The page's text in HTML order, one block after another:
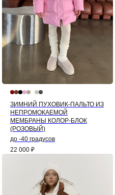
ЗИМНИЙ ПУХОВИК-ПАЛЬТО ИЗ
НЕПРОМОКАЕМОЙ
МЕМБРАНЫ КОЛОР-БЛОК
(РОЗОВЫЙ)
до -40 градусов
22 000 ₽